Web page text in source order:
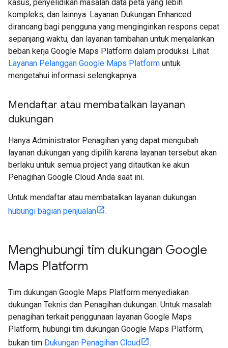
kasus, penyelidikan masalah data peta yang lebih
kompleks, dan lainnya. Layanan Dukungan Enhanced
dirancang bagi pengguna yang menginginkan respons cepat
sepanjang waktu, dan layanan tambahan untuk menjalankan
beban kerja Google Maps Platform dalam produksi. Lihat
Layanan Pelanggan Google Maps Platform untuk
mengetahui informasi selengkapnya.
Mendaftar atau membatalkan layanan
dukungan
Hanya Administrator Penagihan yang dapat mengubah
layanan dukungan yang dipilih karena layanan tersebut akan
berlaku untuk semua project yang ditautkan ke akun
Penagihan Google Cloud Anda saat ini.
Untuk mendaftar atau membatalkan layanan dukungan
hubungi bagian penjualan
.
Menghubungi tim dukungan Google
Maps Platform
Tim dukungan Google Maps Platform menyediakan
dukungan Teknis dan Penagihan dukungan. Untuk masalah
penagihan terkait penggunaan layanan Google Maps
Platform, hubungi tim dukungan Google Maps Platform,
bukan tim Dukungan Penagihan Cloud .